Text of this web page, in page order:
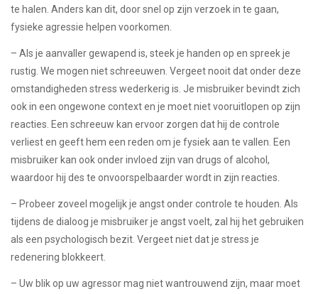
te halen. Anders kan dit, door snel op zijn verzoek in te gaan,
fysieke agressie helpen voorkomen.
– Als je aanvaller gewapend is, steek je handen op en spreek je
rustig. We mogen niet schreeuwen. Vergeet nooit dat onder deze
omstandigheden stress wederkerig is. Je misbruiker bevindt zich
ook in een ongewone context en je moet niet vooruitlopen op zijn
reacties. Een schreeuw kan ervoor zorgen dat hij de controle
verliest en geeft hem een ​​reden om je fysiek aan te vallen. Een
misbruiker kan ook onder invloed zijn van drugs of alcohol,
waardoor hij des te onvoorspelbaarder wordt in zijn reacties.
– Probeer zoveel mogelijk je angst onder controle te houden. Als
tijdens de dialoog je misbruiker je angst voelt, zal hij het gebruiken
als een psychologisch bezit. Vergeet niet dat je stress je
redenering blokkeert.
– Uw blik op uw agressor mag niet wantrouwend zijn, maar moet